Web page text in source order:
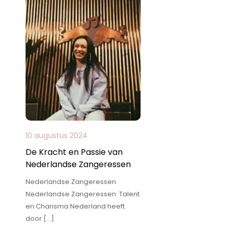
10 augustus 2024
De Kracht en Passie van
Nederlandse Zangeressen
Nederlandse Zangeressen
Nederlandse Zangeressen: Talent
en Charisma Nederland heeft
door […]